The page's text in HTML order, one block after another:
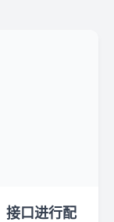
接口进行配